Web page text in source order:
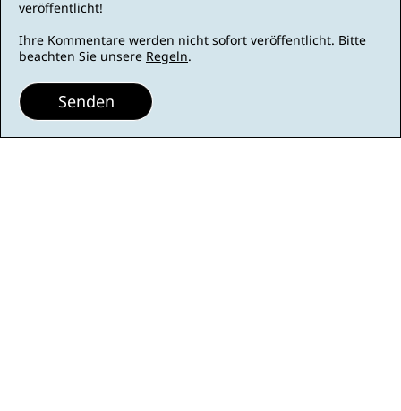
veröffentlicht!
Ihre Kommentare werden nicht sofort veröffentlicht. Bitte
beachten Sie unsere Regeln.
Senden